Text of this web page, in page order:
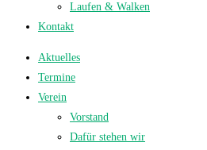
Laufen & Walken
Kontakt
Aktuelles
Termine
Verein
Vorstand
Dafür stehen wir